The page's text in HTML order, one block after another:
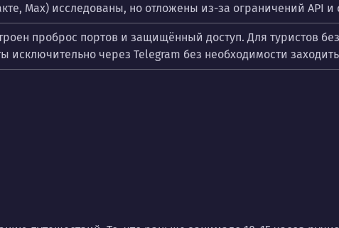
Max) исследованы, но отложены из-за ограничений API
проброс портов и защищённый доступ. Для туристов
исключительно через Telegram без необходимости